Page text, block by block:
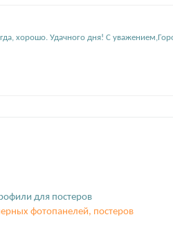
хорошо. Удачного дня! С
для постеров
фотопанелей, постеров